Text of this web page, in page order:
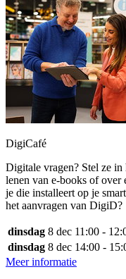
DigiCafé
Digitale vragen? Stel ze
lenen van e-books of over
je die installeert op je
het aanvragen van DigiD?
dinsdag 8 dec 11:00 -
dinsdag 8 dec 14:00 -
Meer informatie